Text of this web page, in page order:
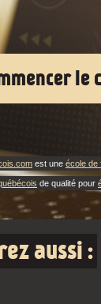
le
est une école de
de qualité pour
aussi :